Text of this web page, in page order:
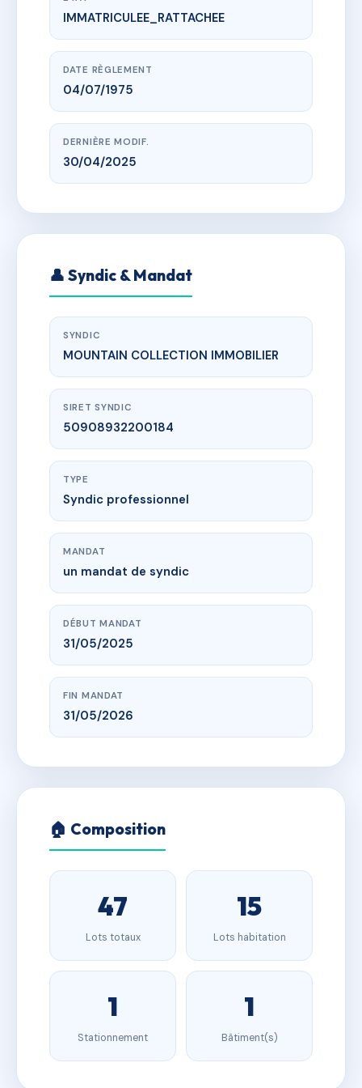
www.vme.plus/AC6725840
LOUIE BLANCHE
LA ROSIERE 1850, 73700 MONTVALEZAN
IMMATRICULEE_RATTACHEE
DATE RÈGLEMENT
04/07/1975
DERNIÈRE MODIF.
30/04/2025
👤 Syndic & Mandat
SYNDIC
MOUNTAIN COLLECTION IMMOBILIER
SIRET SYNDIC
50908932200184
TYPE
Syndic professionnel
MANDAT
un mandat de syndic
DÉBUT MANDAT
31/05/2025
FIN MANDAT
31/05/2026
🏠 Composition
47
Lots totaux
15
Lots habitation
1
Stationnement
1
Bâtiment(s)